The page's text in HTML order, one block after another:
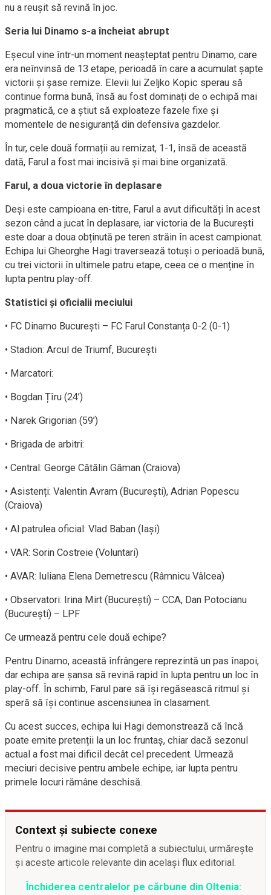
nu a reușit să revină în joc.
Seria lui Dinamo s-a încheiat abrupt
Eșecul vine într-un moment neașteptat pentru Dinamo, care
era neînvinsă de 13 etape, perioadă în care a acumulat șapte
victorii și șase remize. Elevii lui Zeljko Kopic sperau să
continue forma bună, însă au fost dominați de o echipă mai
pragmatică, ce a știut să exploateze fazele fixe și
momentele de nesiguranță din defensiva gazdelor.
În tur, cele două formații au remizat, 1-1, însă de această
dată, Farul a fost mai incisivă și mai bine organizată.
Farul, a doua victorie în deplasare
Deși este campioana en-titre, Farul a avut dificultăți în acest
sezon când a jucat în deplasare, iar victoria de la București
este doar a doua obținută pe teren străin în acest campionat.
Echipa lui Gheorghe Hagi traversează totuși o perioadă bună,
cu trei victorii în ultimele patru etape, ceea ce o menține în
lupta pentru play-off.
Statistici și oficialii meciului
• FC Dinamo București – FC Farul Constanța 0-2 (0-1)
• Stadion: Arcul de Triumf, București
• Marcatori:
• Bogdan Țîru (24’)
• Narek Grigorian (59’)
• Brigada de arbitri:
• Central: George Cătălin Găman (Craiova)
• Asistenți: Valentin Avram (București), Adrian Popescu
(Craiova)
• Al patrulea oficial: Vlad Baban (Iași)
• VAR: Sorin Costreie (Voluntari)
• AVAR: Iuliana Elena Demetrescu (Râmnicu Vâlcea)
• Observatori: Irina Mirt (București) – CCA, Dan Potocianu
(București) – LPF
Ce urmează pentru cele două echipe?
Pentru Dinamo, această înfrângere reprezintă un pas înapoi,
dar echipa are șansa să revină rapid în lupta pentru un loc în
play-off. În schimb, Farul pare să își regăsească ritmul și
speră să își continue ascensiunea în clasament.
Cu acest succes, echipa lui Hagi demonstrează că încă
poate emite pretenții la un loc fruntaș, chiar dacă sezonul
actual a fost mai dificil decât cel precedent. Urmează
meciuri decisive pentru ambele echipe, iar lupta pentru
primele locuri rămâne deschisă.
Context și subiecte conexe
Pentru o imagine mai completă a subiectului, urmărește
și aceste articole relevante din același flux editorial.
Închiderea centralelor pe cărbune din Oltenia: